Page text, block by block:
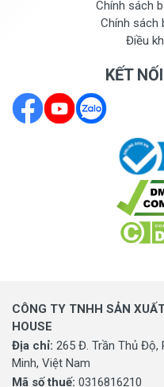
Chính sách
Chính sách
Điều
KẾT
CÔNG TY TNHH SẢN
HOUSE
Địa chỉ: 265 Đ. Trần Thủ Độ,
Minh, Việt Nam
Mã số thuế: 0316816210